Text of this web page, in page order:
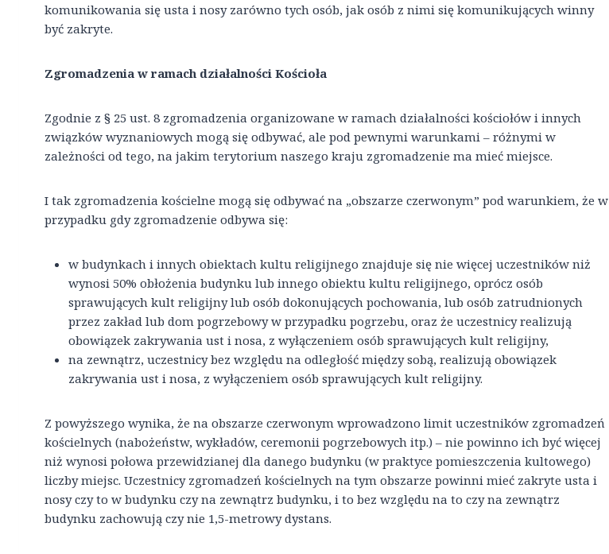
komunikowania się usta i nosy zarówno tych osób, jak osób z nimi się komunikujących winny
być zakryte.
Zgromadzenia w ramach działalności Kościoła
Zgodnie z § 25 ust. 8 zgromadzenia organizowane w ramach działalności kościołów i innych
związków wyznaniowych mogą się odbywać, ale pod pewnymi warunkami – różnymi w
zależności od tego, na jakim terytorium naszego kraju zgromadzenie ma mieć miejsce.
I tak zgromadzenia kościelne mogą się odbywać na „obszarze czerwonym” pod warunkiem, że w
przypadku gdy zgromadzenie odbywa się:
w budynkach i innych obiektach kultu religijnego znajduje się nie więcej uczestników niż
wynosi 50% obłożenia budynku lub innego obiektu kultu religijnego, oprócz osób
sprawujących kult religijny lub osób dokonujących pochowania, lub osób zatrudnionych
przez zakład lub dom pogrzebowy w przypadku pogrzebu, oraz że uczestnicy realizują
obowiązek zakrywania ust i nosa, z wyłączeniem osób sprawujących kult religijny,
na zewnątrz, uczestnicy bez względu na odległość między sobą, realizują obowiązek
zakrywania ust i nosa, z wyłączeniem osób sprawujących kult religijny.
Z powyższego wynika, że na obszarze czerwonym wprowadzono limit uczestników zgromadzeń
kościelnych (nabożeństw, wykładów, ceremonii pogrzebowych itp.) – nie powinno ich być więcej
niż wynosi połowa przewidzianej dla danego budynku (w praktyce pomieszczenia kultowego)
liczby miejsc. Uczestnicy zgromadzeń kościelnych na tym obszarze powinni mieć zakryte usta i
nosy czy to w budynku czy na zewnątrz budynku, i to bez względu na to czy na zewnątrz
budynku zachowują czy nie 1,5-metrowy dystans.